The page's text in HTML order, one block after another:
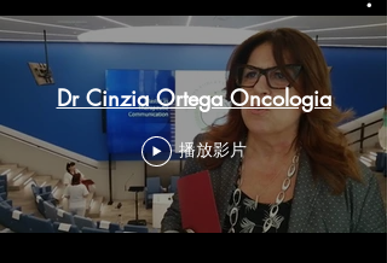
Dr Cinzia Ortega Oncologia
播放影片